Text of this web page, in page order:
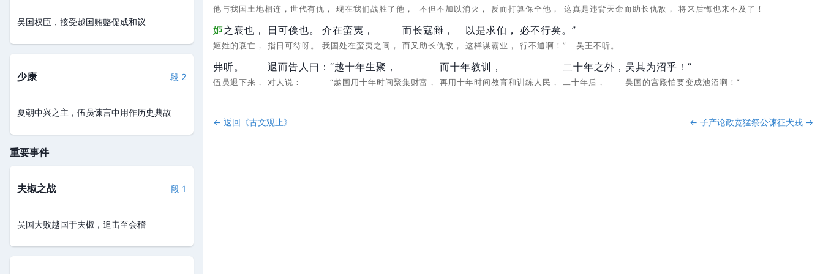
吴国权臣，接受越国贿赂促成和议
少康 段 2
夏朝中兴之主，伍员谏言中用作历史典故
重要事件
夫椒之战 段 1
吴国大败越国于夫椒，追击至会稽
他与我国土地相连，世代有仇， 现在我们战胜了他， 不但不加以消灭， 反而打算保全他， 这真是违背天命而助长仇敌， 将来后悔也来不及了！
姬之衰也，
姬姓的衰亡，
日可俟也。
指日可待呀。
介在蛮夷，
我国处在蛮夷之间，
而长寇雠，
而又助长仇敌，
以是求伯，
这样谋霸业，
必不行矣。”
行不通啊！” 吴王不听。
弗听。
伍员退下来，
退而告人曰：
对人说：
“越十年生聚，
“越国用十年时间聚集财富，
而十年教训，
再用十年时间教育和训练人民，
二十年之外，
二十年后，
吴其为沼乎！”
吴国的宫殿怕要变成池沼啊！”
← 返回《古文观止》 ← 子产论政宽猛祭公谏征犬戎 →